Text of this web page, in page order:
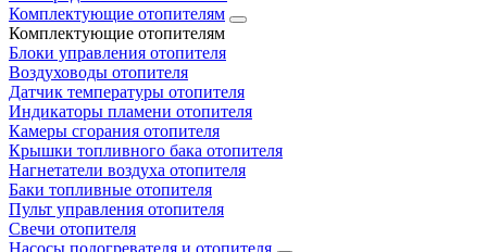
Комплектующие отопителям
Комплектующие отопителям
Блоки управления отопителя
Воздуховоды отопителя
Датчик температуры отопителя
Индикаторы пламени отопителя
Камеры сгорания отопителя
Крышки топливного бака отопителя
Нагнетатели воздуха отопителя
Баки топливные отопителя
Пульт управления отопителя
Свечи отопителя